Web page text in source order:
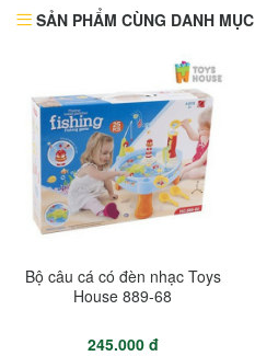
SẢN PHẨM CÙNG DANH MỤC
Bộ câu cá có đèn nhạc Toys
House 889-68
245.000 đ